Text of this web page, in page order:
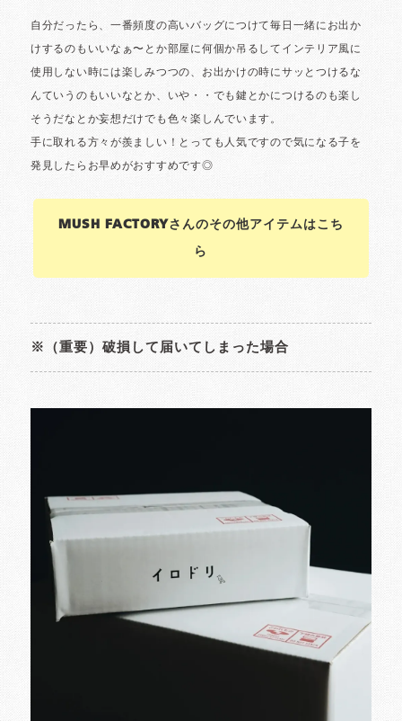
MUSH FACTORYさんのその他アイテムはこち
ら
※（重要）破損して届いてしまった場合